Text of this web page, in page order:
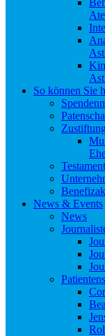
So können Sie
Zustiftung
Testament
News & Events
News